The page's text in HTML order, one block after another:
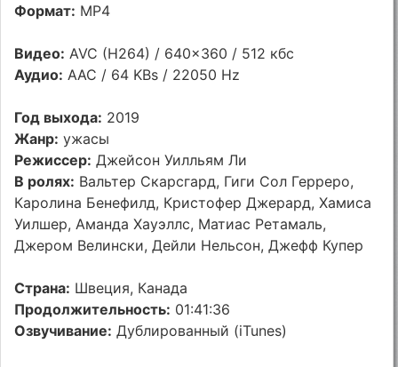
Формат: MP4
Видео: AVC (H264) / 640x360 / 512 кбс
Аудио: AAC / 64 KBs / 22050 Hz
Год выхода: 2019
Жанр: ужасы
Режиссер: Джейсон Уилльям Ли
В ролях: Вальтер Скарсгард, Гиги Сол Герреро,
Каролина Бенефилд, Кристофер Джерард, Хамиса
Уилшер, Аманда Хауэллс, Матиас Ретамаль,
Джером Велински, Дейли Нельсон, Джефф Купер
Страна: Швеция, Канада
Продолжительность: 01:41:36
Озвучивание: Дублированный (iTunes)